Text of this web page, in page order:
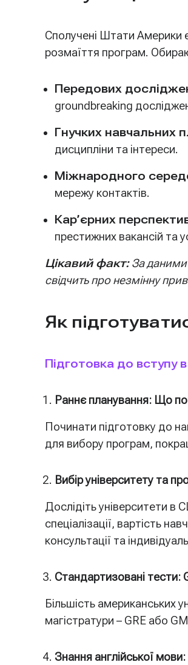
Сполучені Штати Америки
розмаїття програм.
Передових
groundbreaking
Гнучких навчальних
дисципліни та інтереси.
Міжнародного
мережу контактів.
Кар’єрних
престижних вакансій та
Цікавий факт:За даними
свідчить про незмінну
Як
Підготовка до вступу
Раннє планування: Що
Починати підготовку до
для вибору програм,
Вибір університету та
Дослідіть університети в
спеціалізації, вартість
консультації та
Стандартизовані тести:
Більшість американських
магістратури – GRE або
Знання англійської